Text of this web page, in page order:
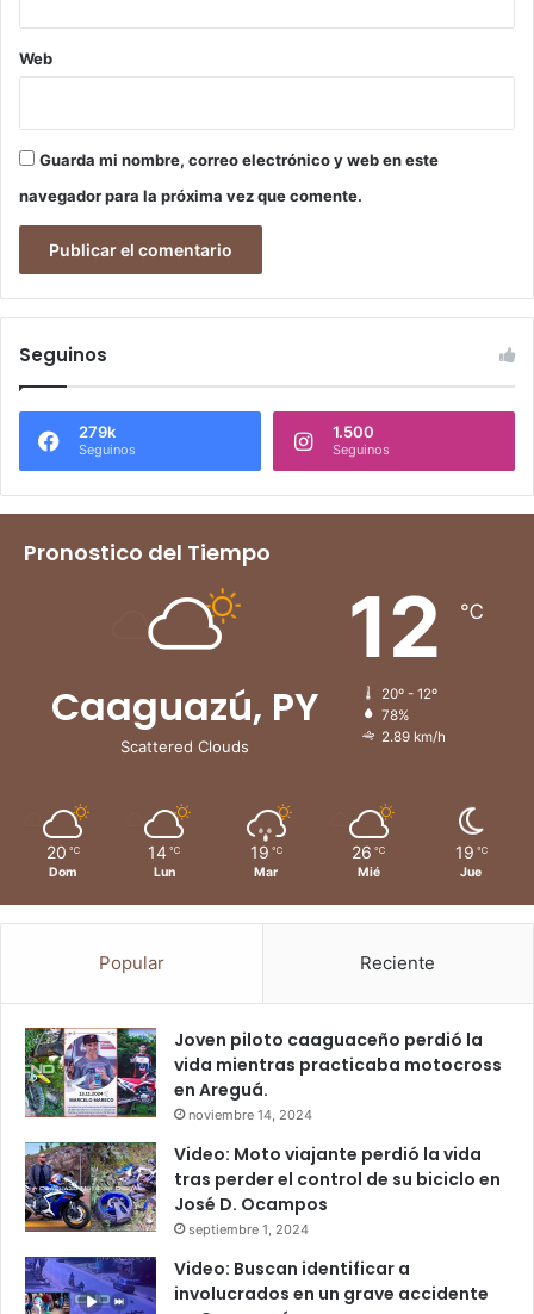
Web
Guarda mi nombre, correo electrónico y web en este
navegador para la próxima vez que comente.
Seguinos
279k
Seguinos
1.500
Seguinos
Pronostico del Tiempo
Caaguazú, PY
Scattered Clouds
12 ℃
20º - 12º
78%
2.89 km/h
20 ℃
Dom
14 ℃
Lun
19 ℃
Mar
26 ℃
Mié
19 ℃
Jue
Popular Reciente
Joven piloto caaguaceño perdió la
vida mientras practicaba motocross
en Areguá.
noviembre 14, 2024
Video: Moto viajante perdió la vida
tras perder el control de su biciclo en
José D. Ocampos
septiembre 1, 2024
Video: Buscan identificar a
involucrados en un grave accidente